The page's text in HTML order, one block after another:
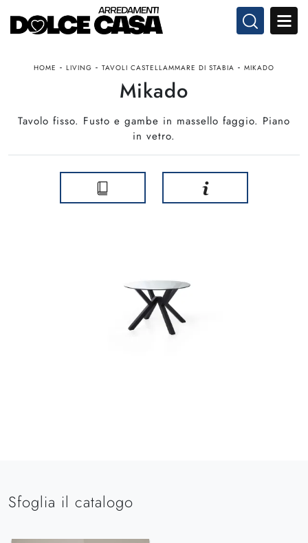
HOME - LIVING - TAVOLI CASTELLAMMARE DI STABIA - MIKADO
Mikado
Tavolo fisso. Fusto e gambe in massello faggio. Piano
in vetro.
Sfoglia il catalogo